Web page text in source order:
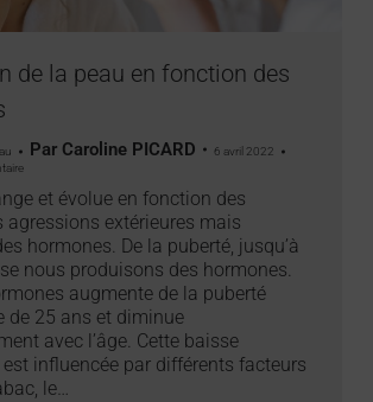
de la peau en fonction des
Par Caroline PICARD
6 avril 2022
et évolue en fonction des
agressions extérieures mais
hormones. De la puberté, jusqu’à
nous produisons des hormones.
augmente de la puberté
de 25 ans et diminue
avec l’âge. Cette baisse
est influencée par différents facteurs
le…